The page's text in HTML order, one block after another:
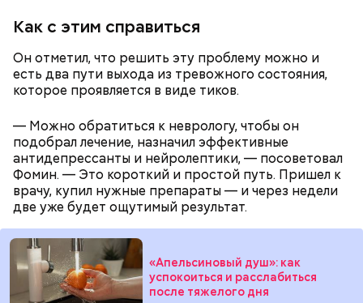
Как с этим справиться
Он отметил, что решить эту проблему можно и
есть два пути выхода из тревожного состояния,
которое проявляется в виде тиков.
— Можно обратиться к неврологу, чтобы он
подобрал лечение, назначил эффективные
антидепрессанты и нейролептики, — посоветовал
Фомин. — Это короткий и простой путь. Пришел к
врачу, купил нужные препараты — и через недели
две уже будет ощутимый результат.
«Апельсиновый душ»: как
успокоиться и расслабиться
после тяжелого дня
грибники все чаще стали находить мутинус
Равенеля. Это гриб, который также известен как
сморчок вонючий или веселка вонючая. Мутинус
Равенеля завезли в Евразию из Северной Америки,
и в последние годы он стал все чаще встречаться в
средней полосе России.Не опасен ли он и можно
ли собиратьобычные грибы, которые растут
рядом, «Вечерней Москве» рассказал эксперт по
грибам Дмитрий Тихомиров.
— Заранее предсказать, как объект себя поведет,
невозможно. Если допустить резкое движение,
поток воздуха может увлечь шар за человеком, и
тот будет следовать за ним до тех пор, пока не
угаснет, — объяснил Бычков. — Но чаще всего они
не взрываются. Это редкий случай. Обычно энергия
у них кончается и они затухают.